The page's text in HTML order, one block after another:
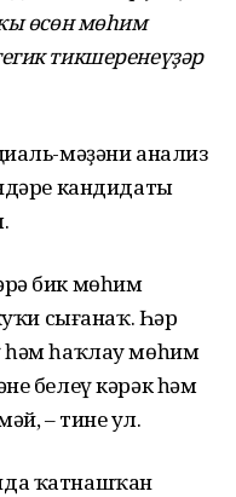
өсөн мөһим
тикшеренеүҙәр
мәҙәни анализ
кандидаты
бик мөһим
сығанаҡ. Һәр
һәм һаҡлау мөһим
белеү кәрәк һәм
– тине ул.
ҡатнашҡан